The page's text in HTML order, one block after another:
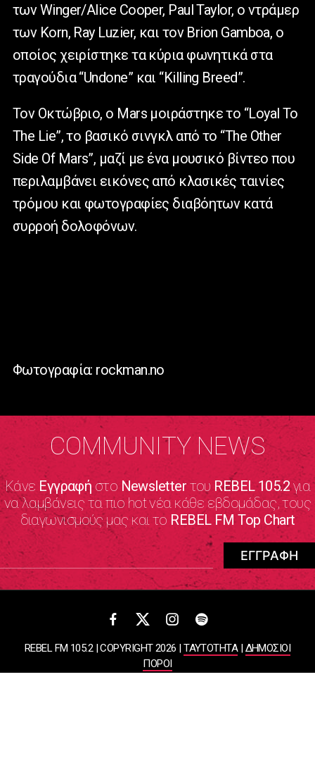
των Winger/Alice Cooper, Paul Taylor, ο ντράμερ
των Korn, Ray Luzier, και τον Brion Gamboa, ο
οποίος χειρίστηκε τα κύρια φωνητικά στα
τραγούδια “Undone” και “Killing Breed”.
Τον Οκτώβριο, ο Mars μοιράστηκε το “Loyal To
The Lie”, το βασικό σινγκλ από το “The Other
Side Of Mars”, μαζί με ένα μουσικό βίντεο που
περιλαμβάνει εικόνες από κλασικές ταινίες
τρόμου και φωτογραφίες διαβόητων κατά
συρροή δολοφόνων.
Φωτογραφία: rockman.no
COMMUNITY NEWS
Κάνε Εγγραφήστο NewsletterτουREBEL 105.2για
να λαμβάνεις τα πιο hot νέα κάθε εβδομάδας, τους
διαγωνισμούς μας και το REBEL FM Top Chart
REBEL FM 105.2 | COPYRIGHT 2026 |ΤΑΥΤΟΤΗΤΑ|ΔΗΜΟΣΙΟΙ
ΠΟΡΟΙ